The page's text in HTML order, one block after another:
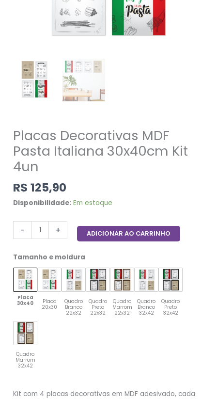
Placas Decorativas MDF
Pasta Italiana 30x40cm Kit
4un
R$ 125,90
Disponibilidade: Em estoque
- + ADICIONAR AO CARRINHO
Tamanho e moldura
Placa
30x40
Placa
20x30
Quadro
Branco
22x32
Quadro
Preto
22x32
Quadro
Marrom
22x32
Quadro
Branco
32x42
Quadro
Preto
32x42
Quadro
Marrom
32x42
Kit com 4 placas decorativas em MDF adesivado, cada